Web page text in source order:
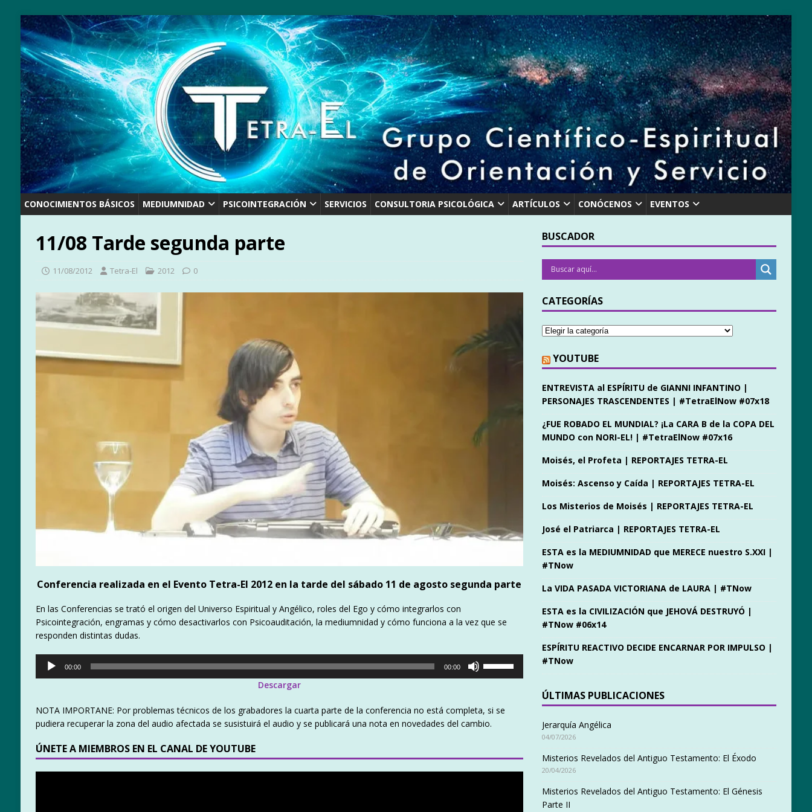
CONOCIMIENTOS BÁSICOS MEDIUMNIDAD PSICOINTEGRACIÓN SERVICIOS CONSULTORIA PSICOLÓGICA ARTÍCULOS CONÓCENOS EVENTOS
11/08 Tarde segunda parte
11/08/2012 Tetra-El 2012 0
Conferencia realizada en el Evento Tetra-El 2012 en la tarde del sábado 11 de agosto segunda parte
En las Conferencias se trató el origen del Universo Espiritual y Angélico, roles del Ego y cómo integrarlos con
Psicointegración, engramas y cómo desactivarlos con Psicoauditación, la mediumnidad y cómo funciona a la vez que se
responden distintas dudas.
Reproductor
00:00 00:00
flecha
arriba/abajo
Descargar
NOTA IMPORTANE: Por problemas técnicos de los grabadores la cuarta parte de la conferencia no está completa, si se
pudiera recuperar la zona del audio afectada se susistuirá el audio y se publicará una nota en novedades del cambio.
ÚNETE A MIEMBROS EN EL CANAL DE YOUTUBE
BUSCADOR
CATEGORÍAS
YOUTUBE
ENTREVISTA al ESPÍRITU de GIANNI INFANTINO |
PERSONAJES TRASCENDENTES | #TetraElNow #07x18
¿FUE ROBADO EL MUNDIAL? ¡La CARA B de la COPA DEL
MUNDO con NORI-EL! | #TetraElNow #07x16
Moisés, el Profeta | REPORTAJES TETRA-EL
Moisés: Ascenso y Caída | REPORTAJES TETRA-EL
Los Misterios de Moisés | REPORTAJES TETRA-EL
José el Patriarca | REPORTAJES TETRA-EL
ESTA es la MEDIUMNIDAD que MERECE nuestro S.XXI |
#TNow
La VIDA PASADA VICTORIANA de LAURA | #TNow
ESTA es la CIVILIZACIÓN que JEHOVÁ DESTRUYÓ |
#TNow #06x14
ESPÍRITU REACTIVO DECIDE ENCARNAR POR IMPULSO |
#TNow
ÚLTIMAS PUBLICACIONES
Jerarquía Angélica
04/07/2026
Misterios Revelados del Antiguo Testamento: El Éxodo
20/04/2026
Misterios Revelados del Antiguo Testamento: El Génesis
Parte II